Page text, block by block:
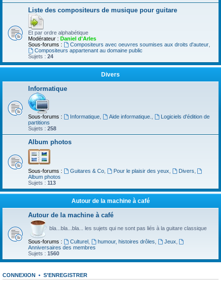
Liste des compositeurs de musique pour guitare
Et par ordre alphabétique
Modérateur : Daniel d'Arles
Sous-forums :
Compositeurs avec oeuvres soumises aux droits d'auteur,
Compositeurs appartenant au domaine public
Sujets : 24
Divers
Informatique
Sous-forums : Informatique, Aide informatique.
Logiciels d'édition de
partitions
Sujets : 258
Album photos
Sous-forums : Guitares & Co, Pour le plaisir des yeux Divers
Album photos
Sujets : 113
Autour de la machine à café
Autour de la machine à café
bla...bla...bla... les sujets qui ne sont pas liés à la guitare classique
Sous-forums : Culturel, humour, histoires drôles Jeux
Anniversaires des membres
Sujets : 1560
CONNEXION • S’ENREGISTRER